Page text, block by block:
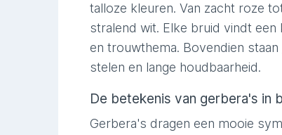
talloze kleuren. Van zacht roze
stralend wit. Elke bruid vindt
en trouwthema. Bovendien staan
stelen en lange houdbaarheid.
De betekenis van gerbera's in
Gerbera's dragen een mooie